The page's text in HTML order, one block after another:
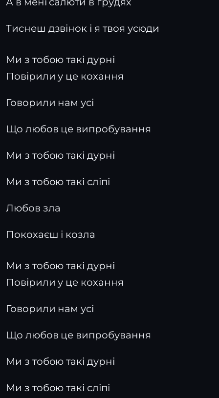
Тиснеш дзвінок і я твоя усюди
Ми з тобою такі дурні
Повірили у це кохання
Говорили нам усі
Що любов це випробування
Ми з тобою такі дурні
Ми з тобою такі сліпі
Любов зла
Покохаєш і козла
Ми з тобою такі дурні
Повірили у це кохання
Говорили нам усі
Що любов це випробування
Ми з тобою такі дурні
Ми з тобою такі сліпі